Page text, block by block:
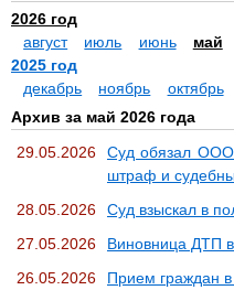
2026 год
август
июль июнь май
2025 год
декабрь
ноябрь октябрь
Архив за май 2026 года
29.05.2026
Суд обязал ООО
штраф и
28.05.2026
Суд взыскал в
27.05.2026
Виновница ДТП
26.05.2026
Прием граждан в